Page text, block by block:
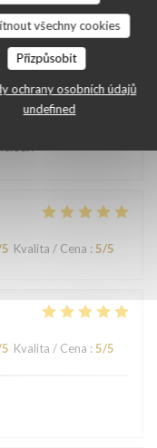
všechny cookies
Přizpůsobit
ochrany osobních údajů
undefined
/5 Kvalita / Cena
Les poissons
Kvalita / Cena : 5/5
Kvalita / Cena : 5/5